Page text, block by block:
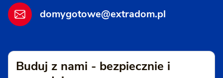
domygotowe@extradom.pl
Buduj z nami - bezpiecznie i